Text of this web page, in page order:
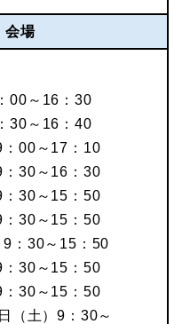
会場
00～16：30
30～16：40
：00～17：10
：30～16：30
：30～15：50
：30～15：50
9：30～15：50
：30～15：50
：30～15：50
（土）9：30～